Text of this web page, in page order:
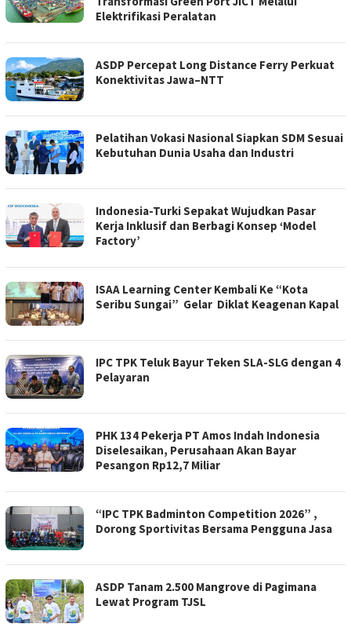
Elektrifikasi Peralatan
ASDP Percepat Long Distance Ferry Perkuat
Konektivitas Jawa–NTT
Pelatihan Vokasi Nasional Siapkan SDM Sesuai
Kebutuhan Dunia Usaha dan Industri
Indonesia-Turki Sepakat Wujudkan Pasar
Kerja Inklusif dan Berbagi Konsep ‘Model
Factory’
ISAA Learning Center Kembali Ke “Kota
Seribu Sungai” Gelar Diklat Keagenan Kapal
IPC TPK Teluk Bayur Teken SLA-SLG dengan 4
Pelayaran
PHK 134 Pekerja PT Amos Indah Indonesia
Diselesaikan, Perusahaan Akan Bayar
Pesangon Rp12,7 Miliar
“IPC TPK Badminton Competition 2026” ,
Dorong Sportivitas Bersama Pengguna Jasa
ASDP Tanam 2.500 Mangrove di Pagimana
Lewat Program TJSL